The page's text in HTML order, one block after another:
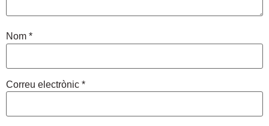
Nom *
Correu electrònic *